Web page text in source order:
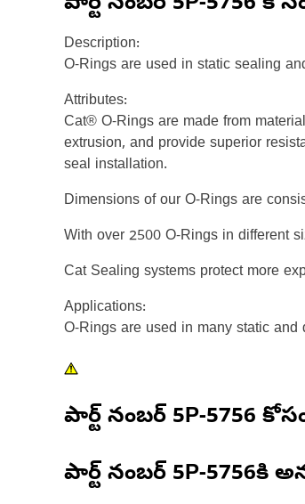
Description:
O-Rings are used in static sealing
Attributes:
Cat® O-Rings are made from
extrusion, and provide superior
seal installation.
Dimensions of our O-Rings are
With over 2500 O-Rings in different
Cat Sealing systems protect more
Applications:
O-Rings are used in many static
పార్ట్ నంబర్ 5P-5756
పార్ట్ నంబర్ 5P-5756కి